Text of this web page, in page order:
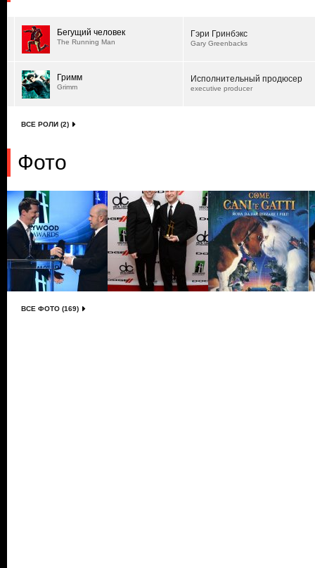
Бегущий человек
The Running Man
Гэри Гринбэкс
Gary Greenbacks
Гримм
Grimm
Исполнительный продюсер
executive producer
ВСЕ РОЛИ (2)
Фото
ВСЕ ФОТО (169)